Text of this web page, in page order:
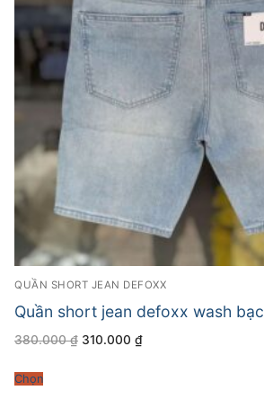
QUẦN SHORT JEAN DEFOXX
Quần short jean defoxx wash bạc
380.000₫ Giá
310.000 ₫Giá
Chọn